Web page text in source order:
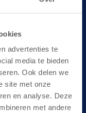
advertenties te
media te bieden
Ook delen we
site met onze
en analyse. Deze
met andere